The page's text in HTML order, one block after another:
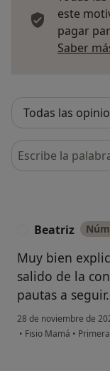
este
pagar
Saber
Busca en
Beatriz
Muy bien
salido de la
pautas a
28 de noviembre de
• Fisio Mamá •